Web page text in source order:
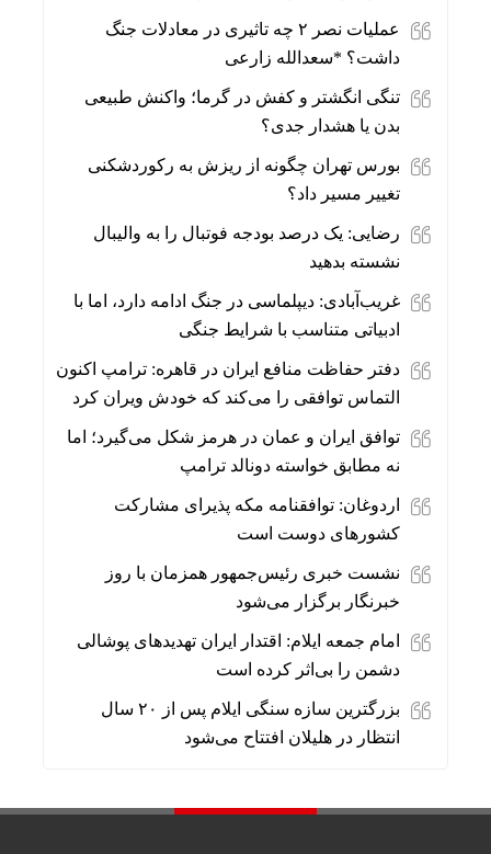
عملیات نصر ۲ چه تاثیری در معادلات جنگ
داشت؟ *سعدالله زارعی
تنگی انگشتر و کفش در گرما؛ واکنش طبیعی
بدن یا هشدار جدی؟
بورس تهران چگونه از ریزش به رکوردشکنی
تغییر مسیر داد؟
رضایی: یک درصد بودجه فوتبال را به والیبال
نشسته بدهید
غریب‌آبادی: دیپلماسی در جنگ ادامه دارد، اما با
ادبیاتی متناسب با شرایط جنگی
دفتر حفاظت منافع ایران در قاهره: ترامپ اکنون
التماس توافقی را می‌کند که خودش ویران کرد
توافق ایران و عمان در هرمز شکل می‌گیرد؛ اما
نه مطابق خواسته دونالد ترامپ
اردوغان: توافقنامه مکه پذیرای مشارکت
کشورهای دوست است
نشست خبری رئیس‌جمهور همزمان با روز
خبرنگار برگزار می‌شود
امام جمعه ایلام: اقتدار ایران تهدیدهای پوشالی
دشمن را بی‌اثر کرده است
بزرگترین سازه سنگی ایلام پس از ۲۰ سال
انتظار در هلیلان افتتاح می‌شود